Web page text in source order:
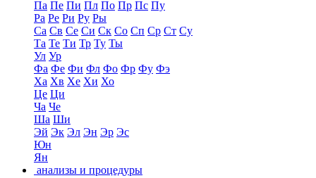
Па Пе Пи Пл По Пр Пс Пу
Ра Ре Ри Ру Ры
Са Св Се Си Ск Со Сп Ср Ст Су
Та Те Ти Тр Ту Ты
Ул Ур
Фа Фе Фи Фл Фо Фр Фу Фэ
Ха Хв Хе Хи Хо
Це Ци
Ча Че
Ша Ши
Эй Эк Эл Эн Эр Эс
Юн
Ян
анализы и процедуры